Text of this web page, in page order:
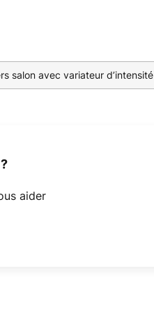
salon avec variateur d’intensité
aider